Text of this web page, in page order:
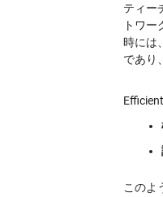
ティー
トワ
時には
であり
このよ